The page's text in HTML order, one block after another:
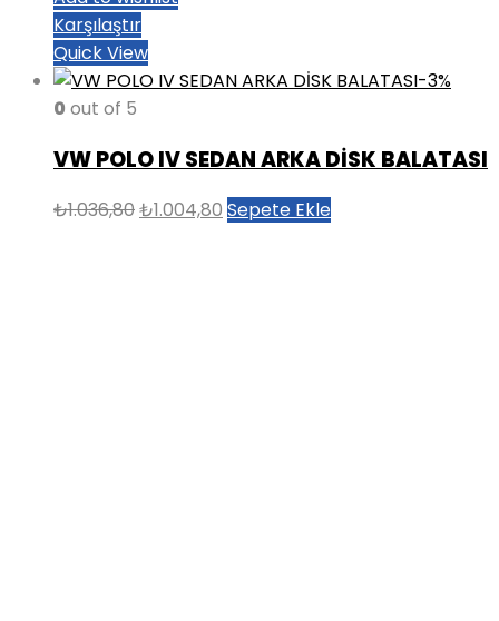
Karşılaştır
Quick View
-3%
0 out of 5
VW POLO IV SEDAN ARKA DİSK BALATASI
₺1.036,80Orijinal
₺1.004,80 Şu
Sepete Ekle